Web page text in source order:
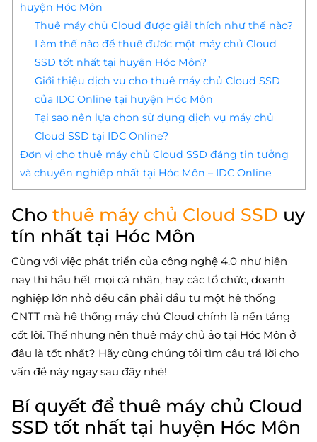
huyện Hóc Môn
Thuê máy chủ Cloud được giải thích như thế nào?
Làm thế nào để thuê được một máy chủ Cloud
SSD tốt nhất tại huyện Hóc Môn?
Giới thiệu dịch vụ cho thuê máy chủ Cloud SSD
của IDC Online tại huyện Hóc Môn
Tại sao nên lựa chọn sử dụng dịch vụ máy chủ
Cloud SSD tại IDC Online?
Đơn vị cho thuê máy chủ Cloud SSD đáng tin tưởng
và chuyên nghiệp nhất tại Hóc Môn – IDC Online
Chothuê máy chủ Cloud SSD uy
tín nhất tại Hóc Môn
Cùng với việc phát triển của công nghệ 4.0 như hiện
nay thì hầu hết mọi cá nhân, hay các tổ chức, doanh
nghiệp lớn nhỏ đều cần phải đầu tư một hệ thống
CNTT mà hệ thống máy chủ Cloud chính là nền tảng
cốt lõi. Thế nhưng nên thuê máy chủ ảo tại Hóc Môn ở
đâu là tốt nhất? Hãy cùng chúng tôi tìm câu trả lời cho
vấn đề này ngay sau đây nhé!
Bí quyết để thuê máy chủ Cloud
SSD tốt nhất tại huyện Hóc Môn